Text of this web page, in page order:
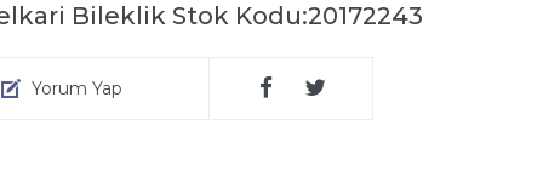
Bileklik Stok Kodu:20172243
Yorum Yap